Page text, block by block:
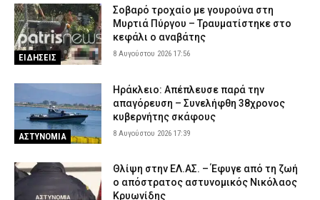
ΕΙΔΗΣΕΙΣ
Σοβαρό τροχαίο με γουρούνα στη
Μυρτιά Πύργου – Τραυματίστηκε στο
κεφάλι ο αναβάτης
8 Αυγούστου 2026 17:56
ΑΣΤΥΝΟΜΙΑ
Ηράκλειο: Απέπλευσε παρά την
απαγόρευση – Συνελήφθη 38χρονος
κυβερνήτης σκάφους
8 Αυγούστου 2026 17:39
Θλίψη στην ΕΛ.ΑΣ. – Έφυγε από τη ζωή
ο απόστρατος αστυνομικός Νικόλαος
Κρυωνίδης